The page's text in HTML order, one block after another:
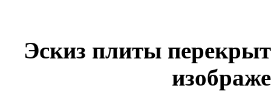
Эскиз плиты